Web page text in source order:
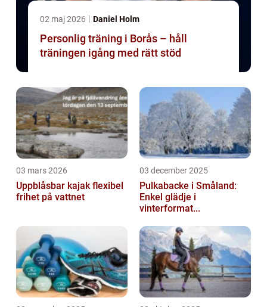
02 maj 2026 Daniel Holm
Personlig träning i Borås – håll
träningen igång med rätt stöd
03 mars 2026
Uppblåsbar kajak flexibel
frihet på vattnet
03 december 2025
Pulkabacke i Småland:
Enkel glädje i
vinterformat...